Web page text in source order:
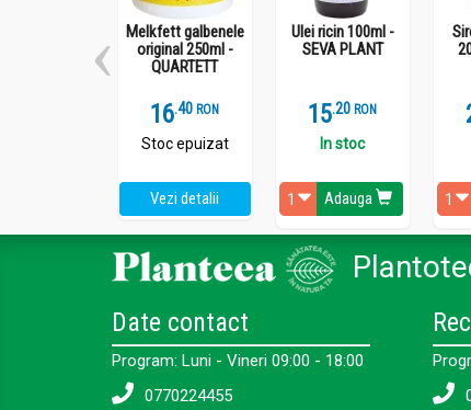
Melkfett galbenele
original 250ml -
QUARTETT
16.4 RON
Stoc epuizat
Vezi detalii
Ulei ricin 100ml -
SEVA PLANT
15.2 RON
In stoc
Adauga
Date contact
Program: Luni - Vineri 09:00 - 18:00
0770224455